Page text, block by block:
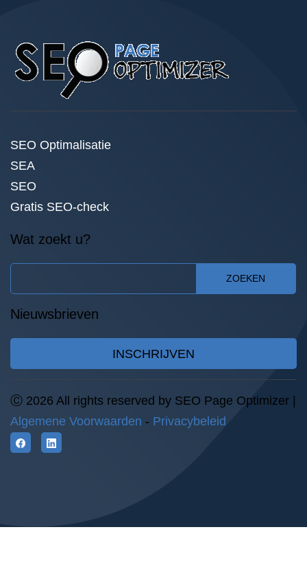
SEO Optimalisatie
SEA
SEO
Gratis SEO-check
Wat zoekt u?
ZOEKEN
Nieuwsbrieven
INSCHRIJVEN
Ⓒ 2026 All rights reserved by SEO Page Optimizer |
Algemene Voorwaarden - Privacybeleid